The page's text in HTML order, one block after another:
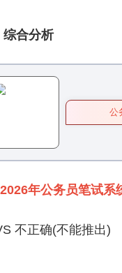
综合分析
公
2026年公务员笔试系
不正确(不能推出)